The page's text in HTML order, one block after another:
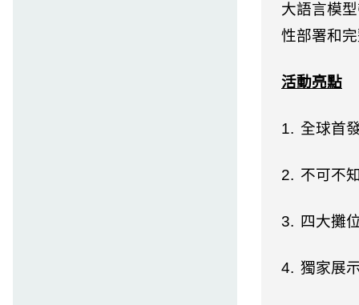
大語言模
性部署和
活動亮點
1. 全球首
2. 不可不
3. 四大攤
4. 獨家展